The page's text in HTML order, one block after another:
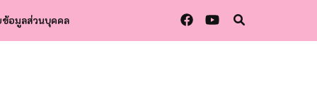
อมูลส่วนบุคคล